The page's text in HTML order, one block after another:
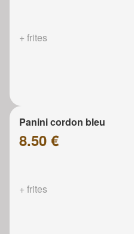
+ frites
Panini cordon bleu
8.50 €
+ frites